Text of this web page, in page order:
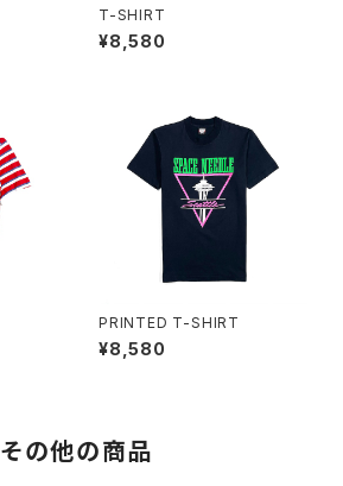
T-SHIRT
¥8,580
PRINTED T-SHIRT
¥8,580
その他の商品